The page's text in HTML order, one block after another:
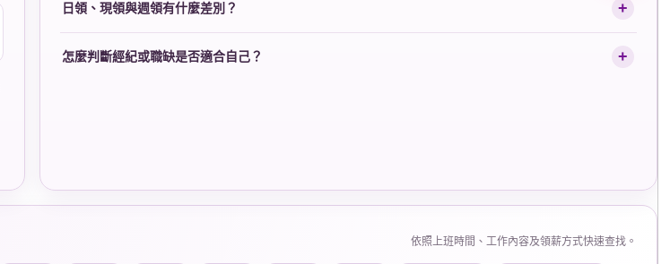
日領、現領與週領有什麼差別？
怎麼判斷經紀或職缺是否適合自己？
依照上班時間、工作內容及領薪方式快速查找。